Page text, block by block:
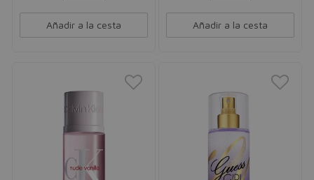
Añadir a la cesta Añadir a la cesta